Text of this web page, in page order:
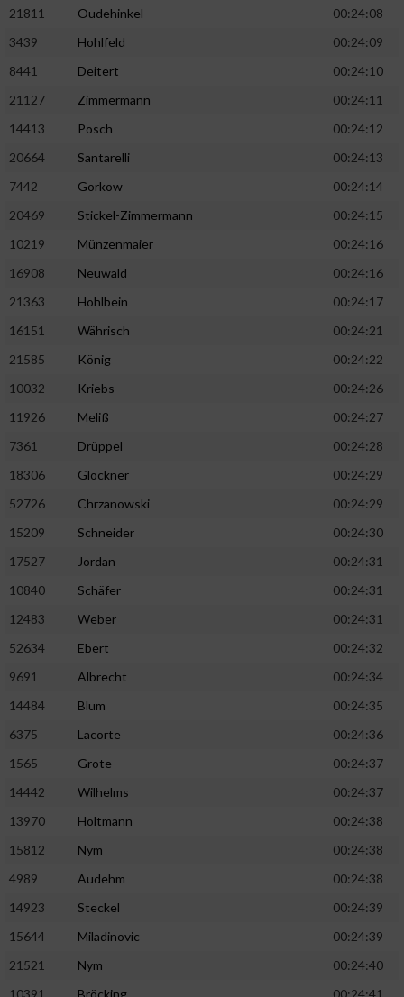
21811 Oudehinkel
00:24:08
3439
Hohlfeld
00:24:09
8441
Deitert
00:24:10
21127
Zimmermann
00:24:11
14413
Posch
00:24:12
20664
Santarelli
00:24:13
7442
Gorkow
00:24:14
20469
Stickel-Zimmermann
00:24:15
10219
Münzenmaier
00:24:16
16908
Neuwald
00:24:16
21363
Hohlbein
00:24:17
16151
Währisch
00:24:21
21585
König
00:24:22
10032
Kriebs
00:24:26
11926
Meliß
00:24:27
7361
Drüppel
00:24:28
18306
Glöckner
00:24:29
52726
Chrzanowski
00:24:29
15209
Schneider
00:24:30
17527
Jordan
00:24:31
10840
Schäfer
00:24:31
12483
Weber
00:24:31
52634
Ebert
00:24:32
9691
Albrecht
00:24:34
14484
Blum
00:24:35
6375
Lacorte
00:24:36
1565
Grote
00:24:37
14442
Wilhelms
00:24:37
13970
Holtmann
00:24:38
15812
Nym
00:24:38
4989
Audehm
00:24:38
14923
Steckel
00:24:39
15644
Miladinovic
00:24:39
21521
Nym
00:24:40